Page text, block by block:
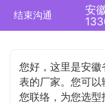
结束沟通
您好，这里是安
表的厂家。您可
您联络，为您选型